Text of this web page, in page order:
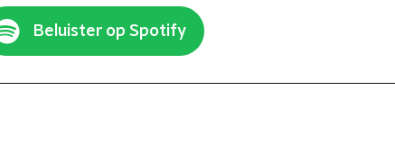
Beluister op Spotify